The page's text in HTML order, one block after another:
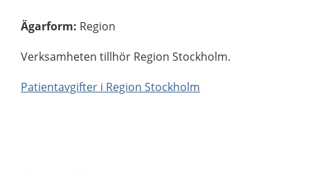
Ägarform: Region
Verksamheten tillhör Region Stockholm.
Patientavgifter i Region Stockholm